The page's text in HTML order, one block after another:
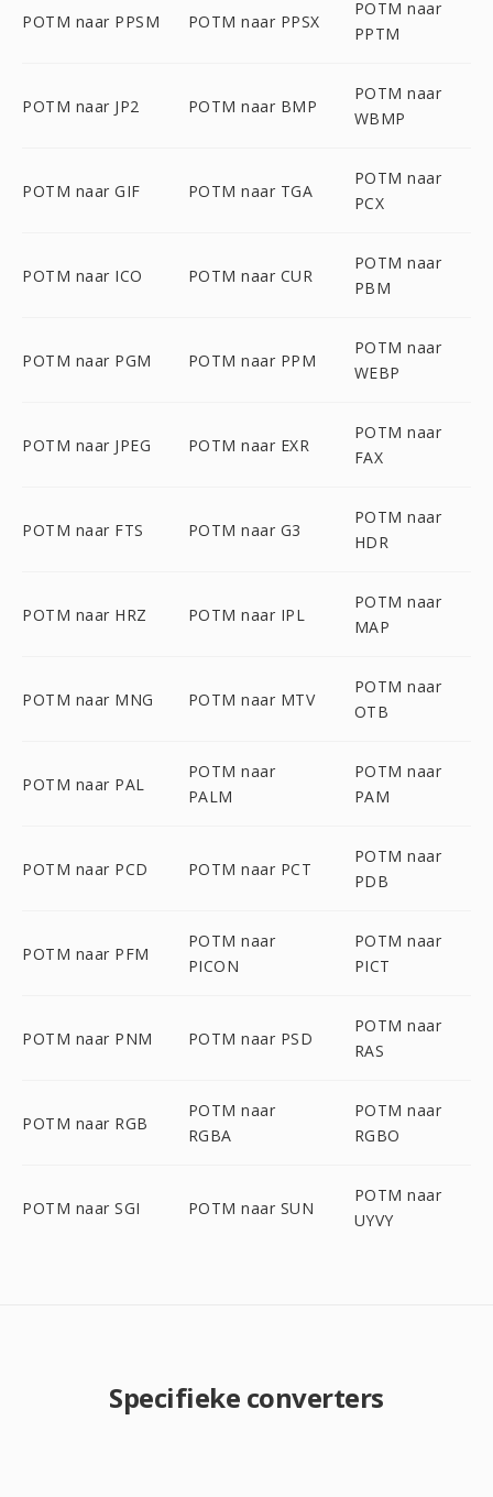
POTM naar PPSM POTM naar PPSX
POTM naar
PPTM
POTM naar JP2 POTM naar BMP
POTM naar
WBMP
POTM naar GIF POTM naar TGA
POTM naar
PCX
POTM naar ICO POTM naar CUR
POTM naar
PBM
POTM naar PGM POTM naar PPM
POTM naar
WEBP
POTM naar JPEG POTM naar EXR
POTM naar
FAX
POTM naar FTS POTM naar G3
POTM naar
HDR
POTM naar HRZ POTM naar IPL
POTM naar
MAP
POTM naar MNG POTM naar MTV
POTM naar
OTB
POTM naar PAL
POTM naar
PALM
POTM naar
PAM
POTM naar PCD POTM naar PCT
POTM naar
PDB
POTM naar PFM
POTM naar
PICON
POTM naar
PICT
POTM naar PNM POTM naar PSD
POTM naar
RAS
POTM naar RGB
POTM naar
RGBA
POTM naar
RGBO
POTM naar SGI POTM naar SUN
POTM naar
UYVY
Specifieke converters